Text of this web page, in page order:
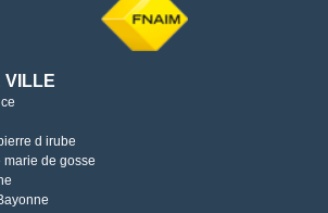
VILLE
d irube
marie de gosse